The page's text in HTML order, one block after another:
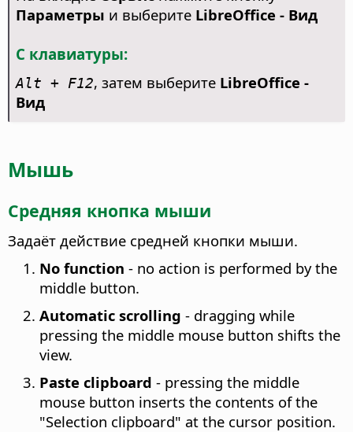
Параметры и выберите LibreOffice - Вид
С клавиатуры:
Alt + F12, затем выберите LibreOffice -
Вид
Мышь
Средняя кнопка мыши
Задаёт действие средней кнопки мыши.
No function - no action is performed by the
middle button.
Automatic scrolling - dragging while
pressing the middle mouse button shifts the
view.
Paste clipboard - pressing the middle
mouse button inserts the contents of the
"Selection clipboard" at the cursor position.